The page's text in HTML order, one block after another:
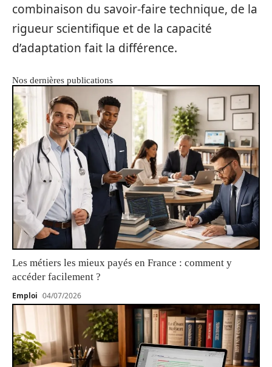
combinaison du savoir-faire technique, de la
rigueur scientifique et de la capacité
d’adaptation fait la différence.
Nos dernières publications
Les métiers les mieux payés en France : comment y
accéder facilement ?
Emploi 04/07/2026